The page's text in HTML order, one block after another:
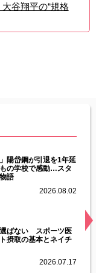
谷翔平の“規格
陽岱鋼が引退を1年延
の学校で感動…スタ
語
2026.08.02
選ばない スポーツ医
摂取の基本とネイチ
2026.07.17